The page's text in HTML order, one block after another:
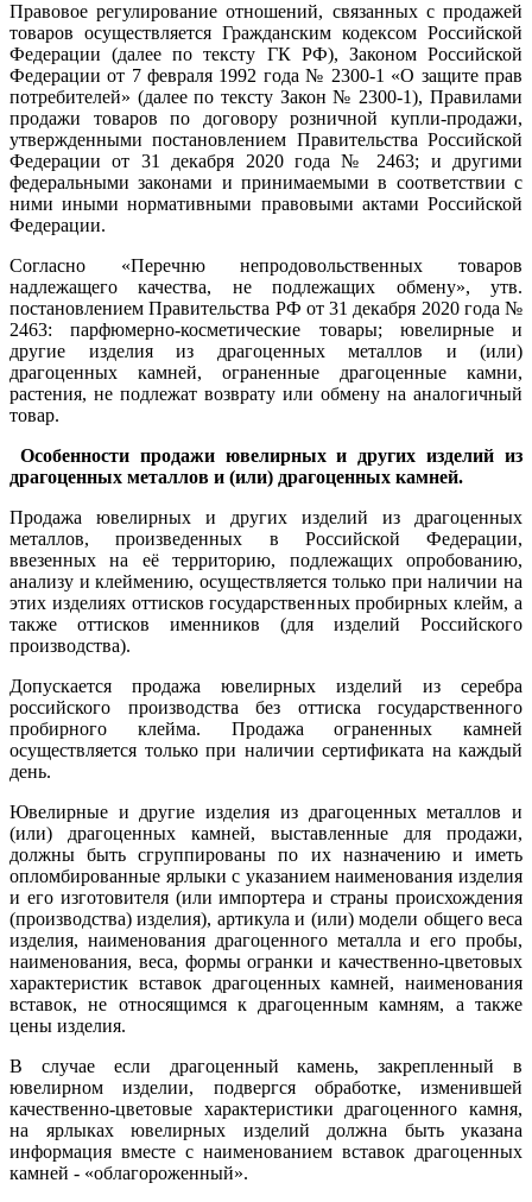
Правовое регулирование отношений, связанных с продажей
товаров осуществляется Гражданским кодексом Российской
Федерации (далее по тексту ГК РФ), Законом Российской
Федерации от 7 февраля 1992 года № 2300-1 «О защите прав
потребителей» (далее по тексту Закон № 2300-1), Правилами
продажи товаров по договору розничной купли-продажи,
утвержденными постановлением Правительства Российской
Федерации от 31 декабря 2020 года № 2463; и другими
федеральными законами и принимаемыми в соответствии с
ними иными нормативными правовыми актами Российской
Федерации.
Согласно «Перечню непродовольственных товаров
надлежащего качества, не подлежащих обмену», утв.
постановлением Правительства РФ от 31 декабря 2020 года №
2463: парфюмерно-косметические товары; ювелирные и
другие изделия из драгоценных металлов и (или)
драгоценных камней, ограненные драгоценные камни,
растения, не подлежат возврату или обмену на аналогичный
товар.
Особенности продажи ювелирных и других изделий из
драгоценных металлов и (или) драгоценных камней.
Продажа ювелирных и других изделий из драгоценных
металлов, произведенных в Российской Федерации,
ввезенных на её территорию, подлежащих опробованию,
анализу и клеймению, осуществляется только при наличии на
этих изделиях оттисков государственных пробирных клейм, а
также оттисков именников (для изделий Российского
производства).
Допускается продажа ювелирных изделий из серебра
российского производства без оттиска государственного
пробирного клейма. Продажа ограненных камней
осуществляется только при наличии сертификата на каждый
день.
Ювелирные и другие изделия из драгоценных металлов и
(или) драгоценных камней, выставленные для продажи,
должны быть сгруппированы по их назначению и иметь
опломбированные ярлыки с указанием наименования изделия
и его изготовителя (или импортера и страны происхождения
(производства) изделия), артикула и (или) модели общего веса
изделия, наименования драгоценного металла и его пробы,
наименования, веса, формы огранки и качественно-цветовых
характеристик вставок драгоценных камней, наименования
вставок, не относящимся к драгоценным камням, а также
цены изделия.
В случае если драгоценный камень, закрепленный в
ювелирном изделии, подвергся обработке, изменившей
качественно-цветовые характеристики драгоценного камня,
на ярлыках ювелирных изделий должна быть указана
информация вместе с наименованием вставок драгоценных
камней - «облагороженный».